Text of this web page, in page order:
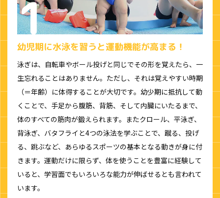
幼児期に水泳を習うと運動機能が高まる！
泳ぎは、自転車やボール投げと同じでその形を覚えたら、一
生忘れることはありません。ただし、それは覚えやすい時期
（＝年齢）に体得することが大切です。幼少期に抵抗して動
くことで、手足から腹筋、背筋、そして内臓にいたるまで、
体のすべての筋肉が鍛えられます。またクロール、平泳ぎ、
背泳ぎ、バタフライと4つの泳法を学ぶことで、蹴る、投げ
る、跳ぶなど、あらゆるスポーツの基本となる動きが身に付
きます。運動だけに限らず、体を使うことを豊富に経験して
いると、学習面でもいろいろな能力が伸ばせるとも言われて
います。